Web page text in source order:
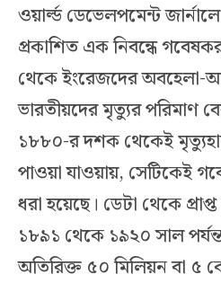
ওয়ার্ল্ড ডেভেলপমেন্ট
প্রকাশিত এক নিবন্ধে
থেকে ইংরেজদের অবহেলা-
ভারতীয়দের মৃত্যুর পরিমাণ
১৮৮০-র দশক থেকেই
পাওয়া যাওয়ায়, সেটিকেই
ধরা হয়েছে। ডেটা থেকে
১৮৯১ থেকে ১৯২০ সাল
অতিরিক্ত ৫০ মিলিয়ন বা ৫